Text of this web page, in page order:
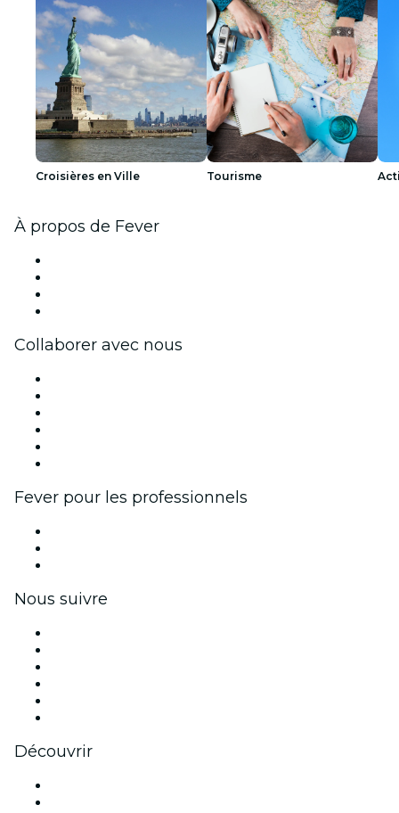
Croisières en Ville Tourisme
À propos de Fever
Collaborer avec nous
Fever pour les professionnels
Nous suivre
Découvrir